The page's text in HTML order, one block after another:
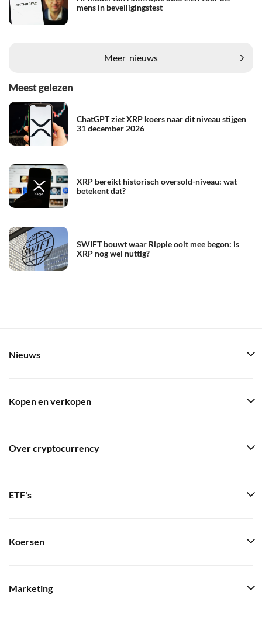
mens in beveiligingstest
Meer nieuws
Meest gelezen
ChatGPT ziet XRP koers naar dit niveau stijgen
31 december 2026
XRP bereikt historisch oversold-niveau: wat
betekent dat?
SWIFT bouwt waar Ripple ooit mee begon: is
XRP nog wel nuttig?
Nieuws
Kopen en verkopen
Over cryptocurrency
ETF's
Koersen
Marketing